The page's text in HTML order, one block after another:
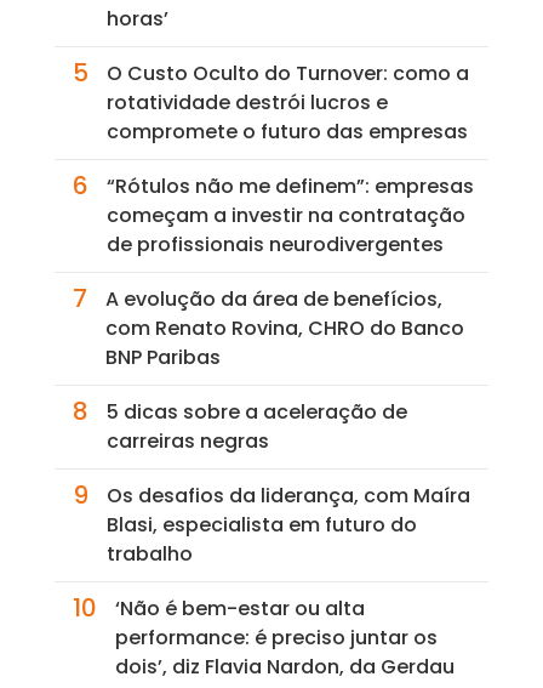
horas’
5
O Custo Oculto do Turnover: como a
rotatividade destrói lucros e
compromete o futuro das empresas
6
“Rótulos não me definem”: empresas
começam a investir na contratação
de profissionais neurodivergentes
7
A evolução da área de benefícios,
com Renato Rovina, CHRO do Banco
BNP Paribas
8
5 dicas sobre a aceleração de
carreiras negras
9
Os desafios da liderança, com Maíra
Blasi, especialista em futuro do
trabalho
10
‘Não é bem-estar ou alta
performance: é preciso juntar os
dois’, diz Flavia Nardon, da Gerdau